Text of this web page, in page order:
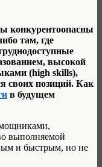
конкурентоопасны
там, где
высокой
(high skills),
своих позиций. Как
в будущем
выполняемой
и быстрым, но не